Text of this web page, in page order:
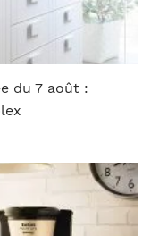
du 7 août :